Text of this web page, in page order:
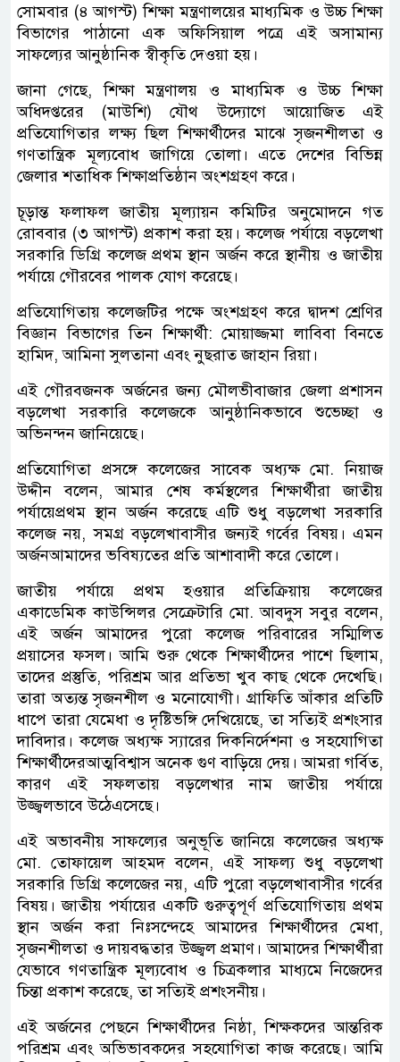
সোমবার (৪ আগস্ট) শিক্ষা মন্ত্রণালয়ের মাধ্যমিক ও উচ্চ শিক্ষা
বিভাগের পাঠানো এক অফিসিয়াল পত্রে এই অসামান্য
সাফল্যের আনুষ্ঠানিক স্বীকৃতি দেওয়া হয়।
জানা গেছে, শিক্ষা মন্ত্রণালয় ও মাধ্যমিক ও উচ্চ শিক্ষা
অধিদপ্তরের (মাউশি) যৌথ উদ্যোগে আয়োজিত এই
প্রতিযোগিতার লক্ষ্য ছিল শিক্ষার্থীদের মাঝে সৃজনশীলতা ও
গণতান্ত্রিক মূল্যবোধ জাগিয়ে তোলা। এতে দেশের বিভিন্ন
জেলার শতাধিক শিক্ষাপ্রতিষ্ঠান অংশগ্রহণ করে।
চূড়ান্ত ফলাফল জাতীয় মূল্যায়ন কমিটির অনুমোদনে গত
রোববার (৩ আগস্ট) প্রকাশ করা হয়। কলেজ পর্যায়ে বড়লেখা
সরকারি ডিগ্রি কলেজ প্রথম স্থান অর্জন করে স্থানীয় ও জাতীয়
পর্যায়ে গৌরবের পালক যোগ করেছে।
প্রতিযোগিতায় কলেজটির পক্ষে অংশগ্রহণ করে দ্বাদশ শ্রেণির
বিজ্ঞান বিভাগের তিন শিক্ষার্থী: মোয়াজ্জমা লাবিবা বিনতে
হামিদ, আমিনা সুলতানা এবং নুছরাত জাহান রিয়া।
এই গৌরবজনক অর্জনের জন্য মৌলভীবাজার জেলা প্রশাসন
বড়লেখা সরকারি কলেজকে আনুষ্ঠানিকভাবে শুভেচ্ছা ও
অভিনন্দন জানিয়েছে।
প্রতিযোগিতা প্রসঙ্গে কলেজের সাবেক অধ্যক্ষ মো. নিয়াজ
উদ্দীন বলেন, আমার
শেষ কর্মস্থলের শিক্ষার্থীরা
জাতীয়
পর্যায়েপ্রথম স্থান অর্জন করেছে এটি শুধু বড়লেখা সরকারি
কলেজ নয়,সমগ্র বড়লেখাবাসীর জন্যই গর্বের বিষয়। এমন
অর্জনআমাদের ভবিষ্যতের প্রতি আশাবাদী করে তোলে।
জাতীয় পর্যায়ে প্রথম হওয়ার প্রতিক্রিয়ায় কলেজের
একাডেমিক কাউন্সিলর সেক্রেটারি মো. আবদুস সবুর বলেন,
এই
অর্জনআমাদের পুরো কলেজ পরিবারের
সম্মিলিত
প্রয়াসের ফসল। আমি শুরু থেকে শিক্ষার্থীদের পাশে ছিলাম,
তাদের প্রস্তুতি, পরিশ্রম আর প্রতিভা খুব কাছ থেকে দেখেছি।
তারা অত্যন্ত সৃজনশীল ও মনোযোগী। গ্রাফিতি আঁকার প্রতিটি
ধাপে তারা যেমেধা ও দৃষ্টিভঙ্গি দেখিয়েছে,তা সত্যিই প্রশংসার
দাবিদার। কলেজ অধ্যক্ষ স্যারের দিকনির্দেশনা ও সহযোগিতা
শিক্ষার্থীদেরআত্মবিশ্বাস অনেক গুণ বাড়িয়ে দেয়। আমরা গর্বিত,
কারণ
এই সফলতায় বড়লেখার নাম জাতীয়
পর্যায়ে
উজ্জ্বলভাবে উঠেএসেছে।
এই অভাবনীয় সাফল্যের অনুভূতি জানিয়ে কলেজের অধ্যক্ষ
মো. তোফায়েল আহমদ বলেন, এই সাফল্য শুধু বড়লেখা
সরকারি ডিগ্রি কলেজের নয়, এটি পুরো বড়লেখাবাসীর গর্বের
বিষয়। জাতীয় পর্যায়ের একটি গুরুত্বপূর্ণ প্রতিযোগিতায় প্রথম
স্থান অর্জন করা নিঃসন্দেহে আমাদের শিক্ষার্থীদের মেধা,
সৃজনশীলতা ও দায়বদ্ধতার উজ্জ্বল প্রমাণ। আমাদের শিক্ষার্থীরা
যেভাবে গণতান্ত্রিক মূল্যবোধ ও চিত্রকলার মাধ্যমে নিজেদের
চিন্তা প্রকাশ করেছে, তা সত্যিই প্রশংসনীয়।
এই অর্জনের পেছনে শিক্ষার্থীদের নিষ্ঠা, শিক্ষকদের আন্তরিক
পরিশ্রম এবং অভিভাবকদের সহযোগিতা কাজ করেছে। আমি